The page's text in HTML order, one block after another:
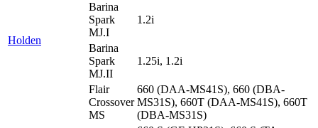
Holden
Barina
Spark
MJ.I
1.2i
Barina
Spark
MJ.II
1.25i, 1.2i
Flair
Crossover
MS
660 (DAA-MS41S), 660 (DBA-
MS31S), 660T (DAA-MS41S), 660T
(DBA-MS31S)